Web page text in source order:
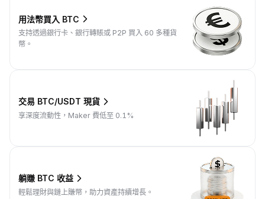
用法幣買入 BTC
支持透過銀行卡、銀行轉賬或 P2P 買入 60 多種貨
幣。
交易 BTC/USDT 現貨
享深度流動性，Maker 費低至 0.1%
躺賺 BTC 收益
輕鬆理財與鏈上賺幣，助力資產持續增長。